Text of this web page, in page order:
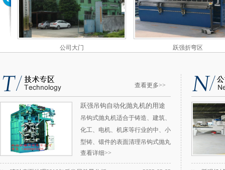
公司大门 跃强折弯区
查看更多>>
跃强吊钩自动化抛丸机的用途
吊钩式抛丸机适合于铸造、建筑、
化工、电机、机床等行业的中、小
型铸、锻件的表面清理吊钩式抛丸
机或强化处理。特别适合于多品
查看详细>>